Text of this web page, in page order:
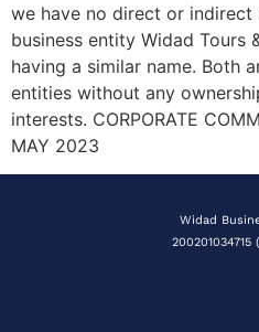
we have no direct or
business entity Widad Tours
having a similar name. Both
entities without any
interests. CORPORATE
MAY 2023
Widad